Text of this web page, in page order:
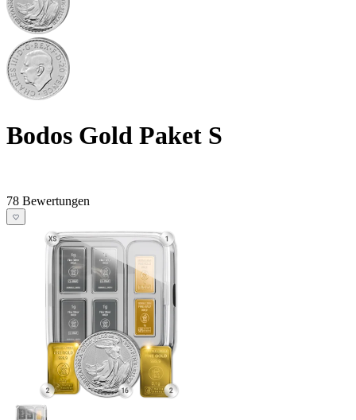
Bodos Gold Paket S
78 Bewertungen